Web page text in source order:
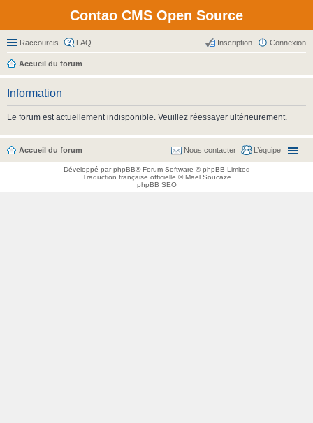
Contao CMS Open Source
Raccourcis FAQ Connexion
Inscription
Accueil du forum
Information
Le forum est actuellement indisponible. Veuillez réessayer ultérieurement.
Accueil du forum L’équipe
Nous contacter
Développé parphpBB® Forum Software © phpBB Limited
Traduction française officielle ©Maël Soucaze
phpBB SEO